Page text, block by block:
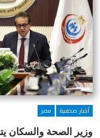
أخبار صحفية
مصر
وزير الصحة والسكان